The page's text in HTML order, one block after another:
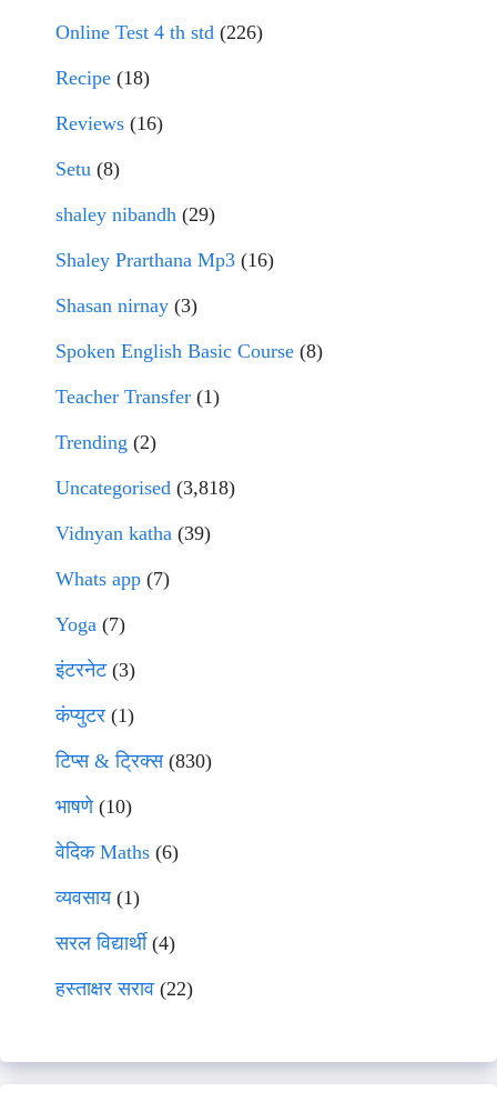
Online Test 4 th std (226)
Recipe (18)
Reviews (16)
Setu (8)
shaley nibandh (29)
Shaley Prarthana Mp3 (16)
Shasan nirnay (3)
Spoken English Basic Course (8)
Teacher Transfer (1)
Trending (2)
Uncategorised (3,818)
Vidnyan katha (39)
Whats app (7)
Yoga (7)
इंटरनेट(3)
कंप्युटर (1)
टिप्स & ट्रिक्स(830)
भाषणे(10)
वेदिक Maths (6)
व्यवसाय(1)
सरल विद्यार्थी(4)
हस्ताक्षर सराव (22)